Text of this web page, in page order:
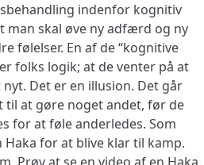
indenfor kognitiv
man skal øve ny adfærd og ny
følelser. En af de “kognitive
folks logik; at de venter på at
Det er en illusion. Det går
til at gøre noget andet, før de
for at føle anderledes. Som
for at blive klar til kamp.